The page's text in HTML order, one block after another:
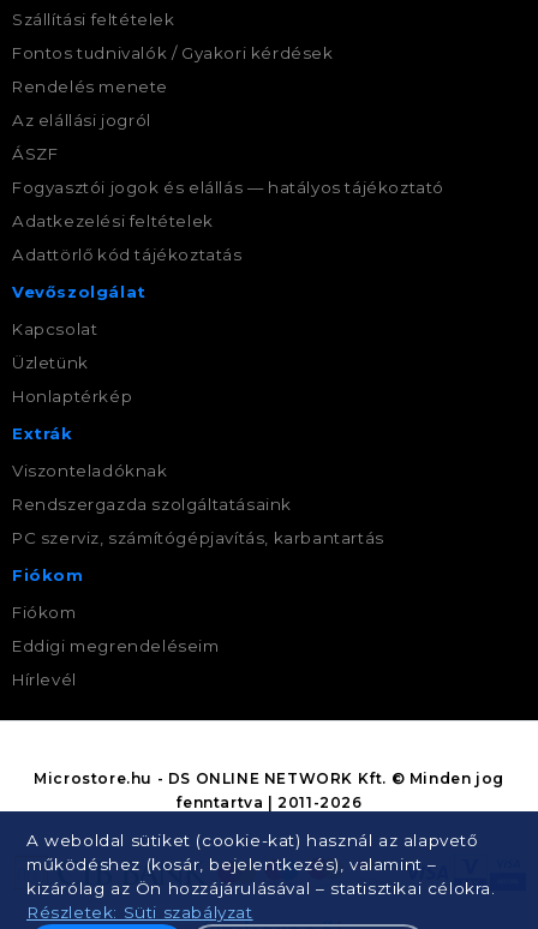
Szállítási feltételek
Fontos tudnivalók / Gyakori kérdések
Rendelés menete
Az elállási jogról
ÁSZF
Fogyasztói jogok és elállás — hatályos tájékoztató
Adatkezelési feltételek
Adattörlő kód tájékoztatás
Vevőszolgálat
Kapcsolat
Üzletünk
Honlaptérkép
Extrák
Viszonteladóknak
Rendszergazda szolgáltatásaink
PC szerviz, számítógépjavítás, karbantartás
Fiókom
Fiókom
Eddigi megrendeléseim
Hírlevél
A weboldal sütiket (cookie-kat) használ az alapvető
működéshez (kosár, bejelentkezés), valamint –
kizárólag az Ön hozzájárulásával – statisztikai célokra.
Részletek: Süti szabályzat
Microstore.hu - DS ONLINE NETWORK Kft. © Minden jog
fenntartva | 2011-2026